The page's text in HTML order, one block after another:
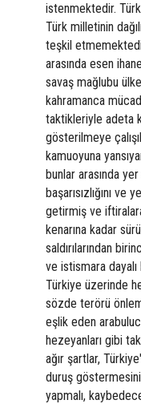
istenmektedir.
Türk milletinin
teşkil
arasında esen
savaş mağlubu
kahramanca
taktikleriyle adeta
gösterilmeye
kamuoyuna
bunlar arasında
başarısızlığını
getirmiş ve
kenarına kadar
saldırılarından
ve istismara dayalı
Türkiye üzerinde
sözde terörü
eşlik eden
hezeyanları gibi
ağır şartlar,
duruş
yapmalı,